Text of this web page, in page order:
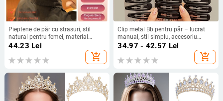
Pieptene de păr cu strasuri, stil
natural pentru femei, material
plastic/rășină, cristale artificiale,
44.23 Lei
add_shopping_cart
Clip metal Bb pentru păr – lucrat
manual, stil simplu, accesoriu
pentru femei
34.97 - 42.57 Lei
add_shopping_cart